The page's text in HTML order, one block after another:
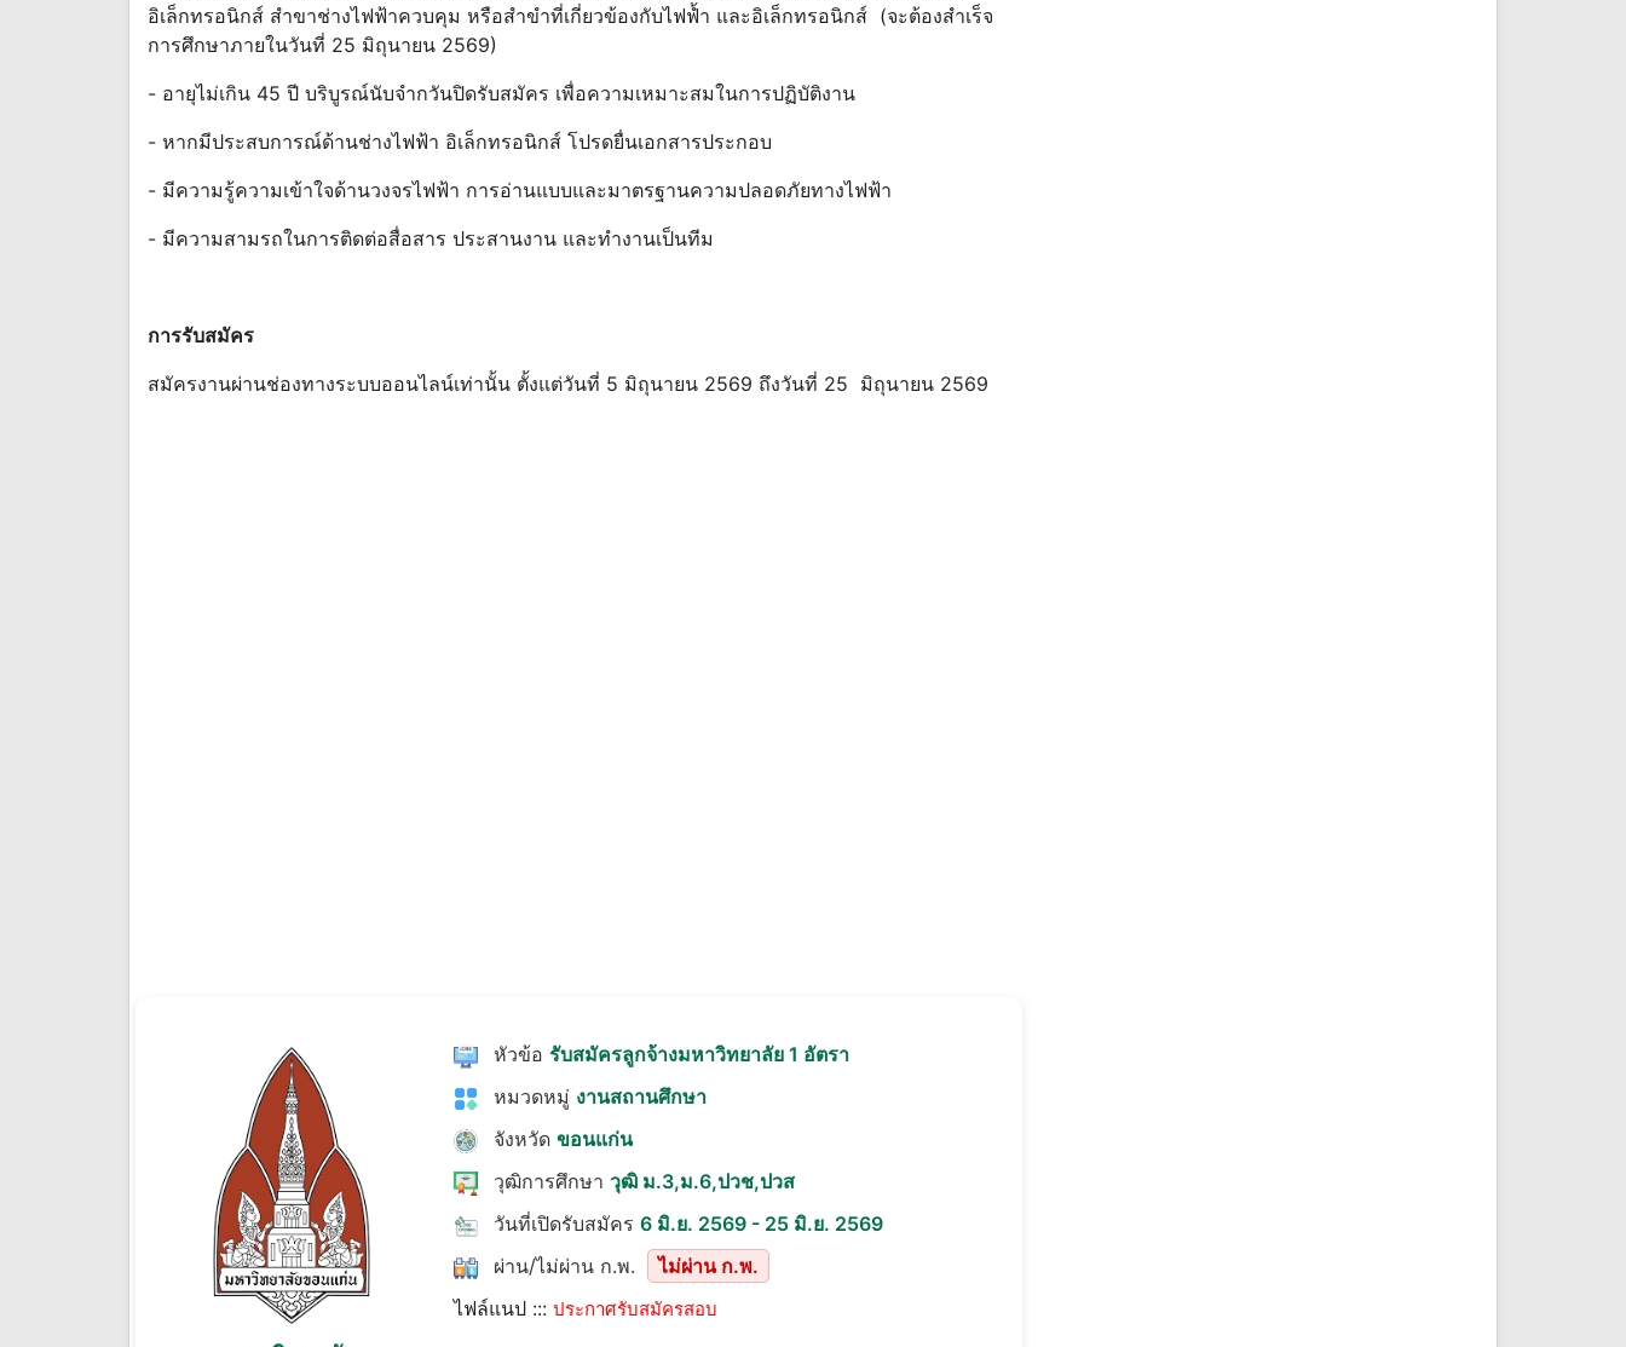
อิเล็กทรอนิกส์ สำขาช่างไฟฟ้าควบคุม หรือสำขำที่เกี่ยวข้องกับไฟฟ้ำ และอิเล็กทรอนิกส์ (จะต้องสำเร็จ
การศึกษาภายในวันที่ 25 มิถุนายน 2569)
- อายุไม่เกิน 45 ปี บริบูรณ์นับจำกวันปิดรับสมัคร เพื่อความเหมาะสมในการปฏิบัติงาน
- หากมีประสบการณ์ด้านช่างไฟฟ้า อิเล็กทรอนิกส์ โปรดยื่นเอกสารประกอบ
- มีความรู้ความเข้าใจด้านวงจรไฟฟ้า การอ่านแบบและมาตรฐานความปลอดภัยทางไฟฟ้า
- มีความสามรถในการติดต่อสื่อสาร ประสานงาน และทำงานเป็นทีม
การรับสมัคร
สมัครงานผ่านช่องทางระบบออนไลน์เท่านั้น ตั้งแต่วันที่ 5 มิถุนายน 2569 ถึงวันที่ 25 มิถุนายน 2569
หัวข้อ รับสมัครลูกจ้างมหาวิทยาลัย 1 อัตรา
หมวดหมู่ งานสถานศึกษา
จังหวัด ขอนแก่น
วุฒิการศึกษา วุฒิ ม.3,ม.6,ปวช,ปวส
วันที่เปิดรับสมัคร 6 มิ.ย. 2569 - 25 มิ.ย. 2569
ผ่าน/ไม่ผ่าน ก.พ.
ไม่ผ่าน ก.พ.
ไฟล์แนป ::: ประกาศรับสมัครสอบ